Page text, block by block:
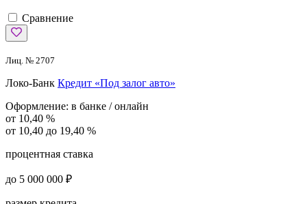
Сравнение
Лиц. № 2707
Локо-Банк Кредит «Под залог авто»
Оформление: в банке / онлайн
от 10,40 %
от 10,40 до 19,40 %
процентная ставка
до 5 000 000 ₽